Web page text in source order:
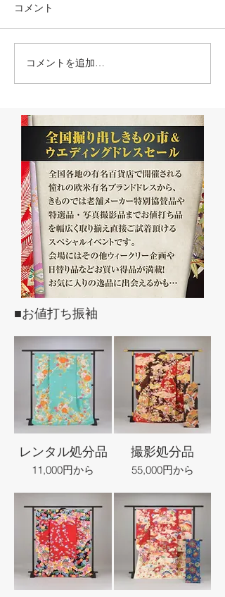
コメント
コメントを追加…
■お値打ち振袖
レンタル処分品
11,000円から
撮影処分品
55,000円から